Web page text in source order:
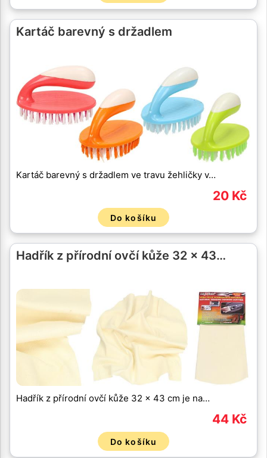
Kartáč barevný s držadlem
Kartáč barevný s držadlem ve travu žehličky v…
20 Kč
Do košíku
Hadřík z přírodní ovčí kůže 32 x 43…
Hadřík z přírodní ovčí kůže 32 x 43 cm je na…
44 Kč
Do košíku